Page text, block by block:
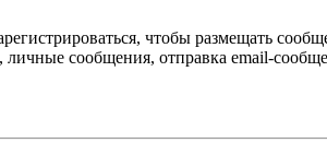
чтобы размещать
сообщения, отправка email-